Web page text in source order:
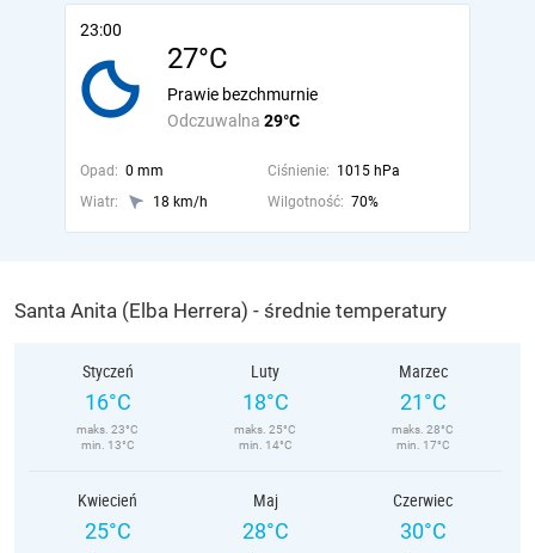
23:00
27°C
Odczuwalna 29°C
Prawie bezchmurnie
Opad: 0 mm Ciśnienie: 1015 hPa
Wiatr:
18 km/h Wilgotność: 70%
Santa Anita (Elba Herrera) - średnie temperatury
Styczeń
16°C
maks. 23°C
min. 13°C
Luty
18°C
maks. 25°C
min. 14°C
Marzec
21°C
maks. 28°C
min. 17°C
Kwiecień
25°C
Maj
28°C
Czerwiec
30°C